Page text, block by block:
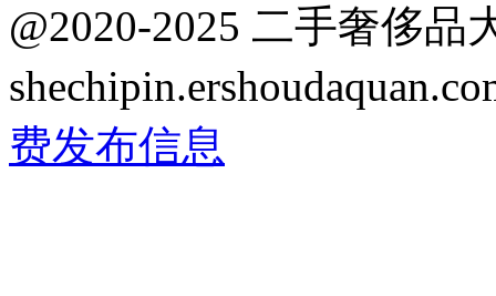
@2020-2025 二手奢侈品
费发布信息